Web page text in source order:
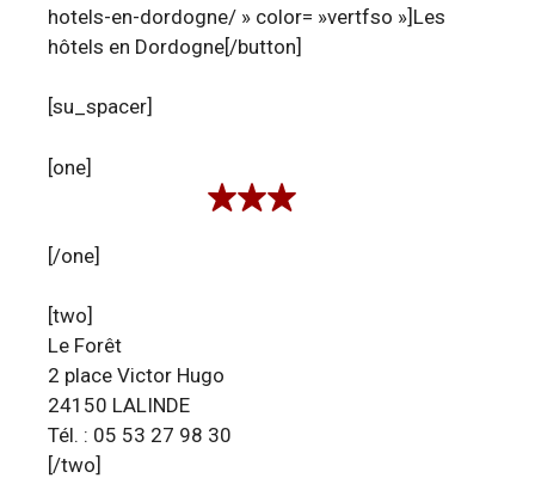
hotels-en-dordogne/ » color= »vertfso »]Les
hôtels en Dordogne[/button]
[su_spacer]
[one]
[/one]
[two]
Le Forêt
2 place Victor Hugo
24150 LALINDE
Tél. : 05 53 27 98 30
[/two]